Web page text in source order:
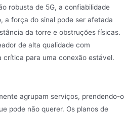
robusta de 5G, a confiabilidade
a força do sinal pode ser afetada
da torre e obstruções físicas.
de alta qualidade com
para uma conexão estável.
agrupam serviços, prendendo-o
pode não querer. Os planos de